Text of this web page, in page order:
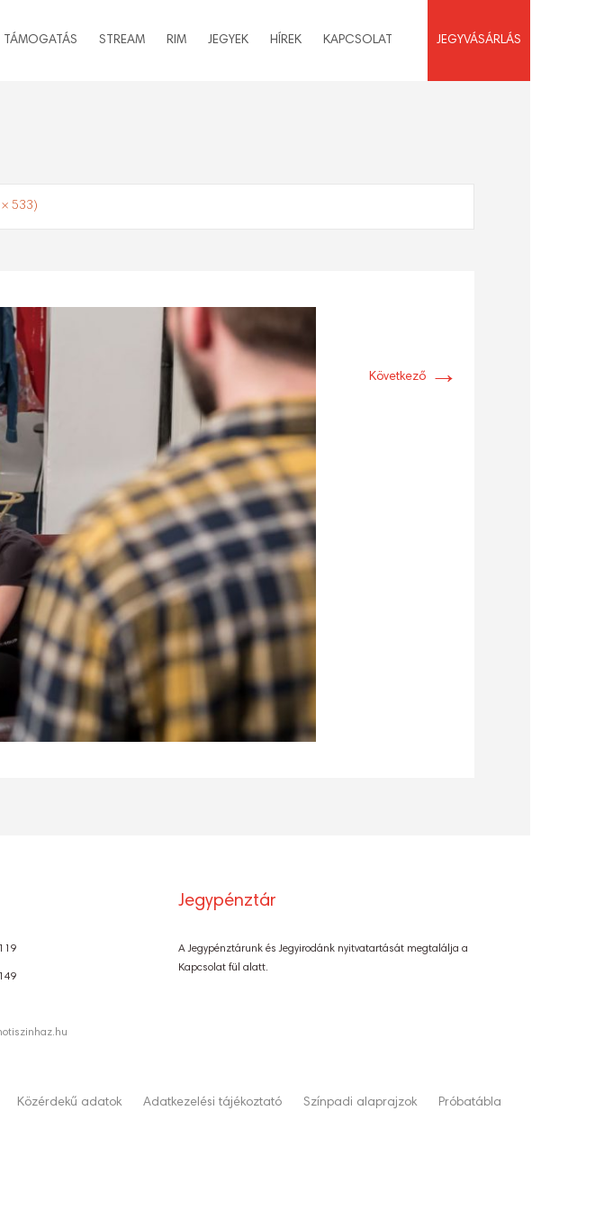
TÁMOGATÁS STREAM RIM JEGYEK HÍREK KAPCSOLAT JEGYVÁSÁRLÁS
× 533)
Következő →
Jegypénztár
A Jegypénztárunk és Jegyirodánk nyitvatartását megtalálja a
Kapcsolat fül alatt.
Közérdekű adatok Adatkezelési tájékoztató Színpadi alaprajzok Próbatábla